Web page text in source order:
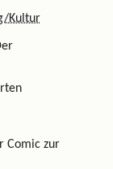
Kultur
Comic zur